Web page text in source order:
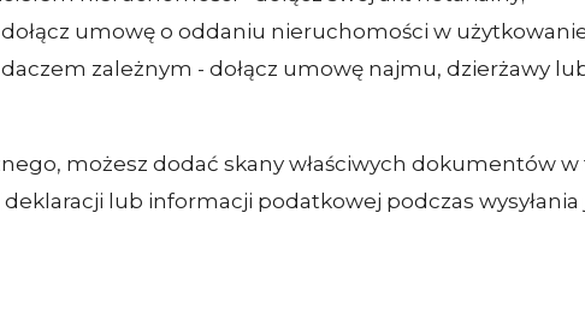
umowę o oddaniu nieruchomości w
zależnym - dołącz umowę najmu, dzierżawy
możesz dodać skany właściwych dokumentów
lub informacji podatkowej podczas